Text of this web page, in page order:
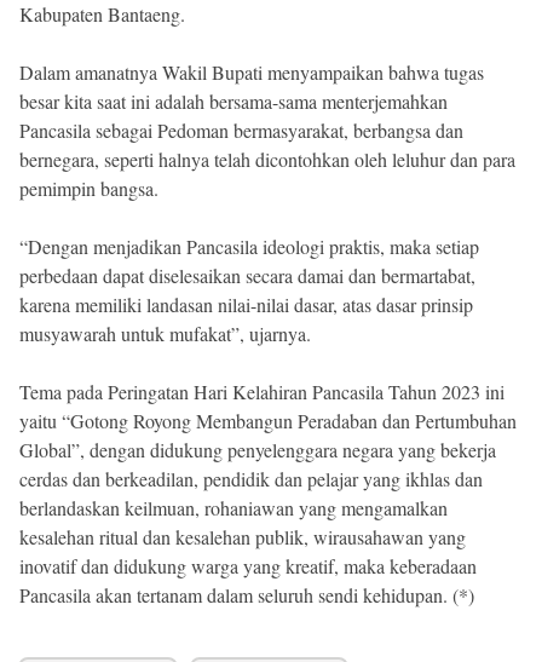
Kabupaten Bantaeng.
Dalam amanatnya Wakil Bupati menyampaikan bahwa tugas
besar kita saat ini adalah bersama-sama menterjemahkan
Pancasila sebagai Pedoman bermasyarakat, berbangsa dan
bernegara, seperti halnya telah dicontohkan oleh leluhur dan para
pemimpin bangsa.
“Dengan menjadikan Pancasila ideologi praktis, maka setiap
perbedaan dapat diselesaikan secara damai dan bermartabat,
karena memiliki landasan nilai-nilai dasar, atas dasar prinsip
musyawarah untuk mufakat”, ujarnya.
Tema pada Peringatan Hari Kelahiran Pancasila Tahun 2023 ini
yaitu “Gotong Royong Membangun Peradaban dan Pertumbuhan
Global”, dengan didukung penyelenggara negara yang bekerja
cerdas dan berkeadilan, pendidik dan pelajar yang ikhlas dan
berlandaskan keilmuan, rohaniawan yang mengamalkan
kesalehan ritual dan kesalehan publik, wirausahawan yang
inovatif dan didukung warga yang kreatif, maka keberadaan
Pancasila akan tertanam dalam seluruh sendi kehidupan. (*)